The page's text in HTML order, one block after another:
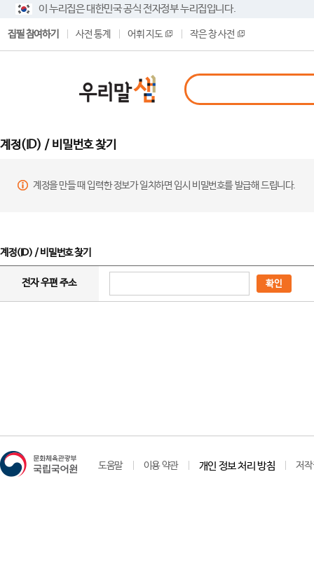
이 누리집은 대한민국 공식 전자정부 누리집입니다.
집필 참여하기 사전 통계 어휘 지도 작은 창 사전
계정(ID) / 비밀번호 찾기
계정을 만들 때 입력한 정보가 일치하면 임시 비밀번호를 발급해 드립니다.
계정(ID) / 비밀번호 찾기
전자 우편 주소 확인
도움말 이용 약관 개인 정보 처리 방침 저